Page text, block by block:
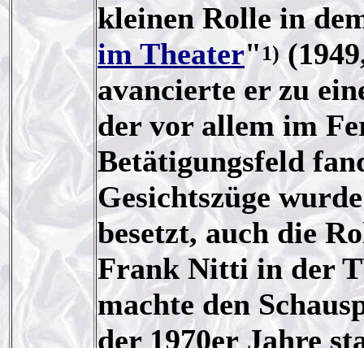
kleinen Rolle in
im Theater"1)
avancierte er zu
der vor allem im
Betätigungsfeld
Gesichtszüge
besetzt, auch die
Frank Nitti in der
machte den
der 1970er Jahre